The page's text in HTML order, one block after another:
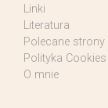
Linki
Literatura
Polecane strony
Polityka Cookies
O mnie